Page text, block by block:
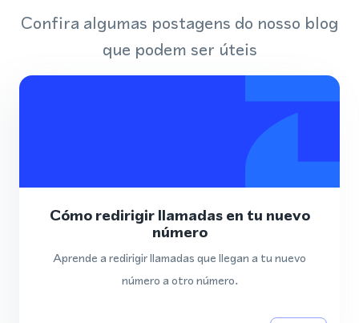
Confira algumas postagens do nosso blog
que podem ser úteis
Cómo redirigir llamadas en tu nuevo
número
Aprende a redirigir llamadas que llegan a tu nuevo
número a otro número.